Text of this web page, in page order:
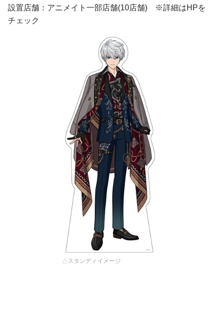
設置店舗：アニメイト一部店舗(10店舗) ※詳細はHPを
チェック
△スタンディイメージ